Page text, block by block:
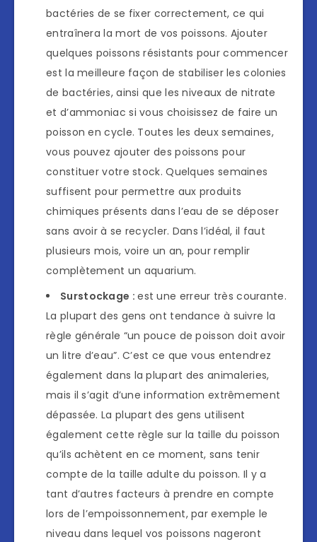
bactéries de se fixer correctement, ce qui
entraînera la mort de vos poissons. Ajouter
quelques poissons résistants pour commencer
est la meilleure façon de stabiliser les colonies
de bactéries, ainsi que les niveaux de nitrate
et d’ammoniac si vous choisissez de faire un
poisson en cycle. Toutes les deux semaines,
vous pouvez ajouter des poissons pour
constituer votre stock. Quelques semaines
suffisent pour permettre aux produits
chimiques présents dans l’eau de se déposer
sans avoir à se recycler. Dans l’idéal, il faut
plusieurs mois, voire un an, pour remplir
complètement un aquarium.
Surstockage :est une erreur très courante.
La plupart des gens ont tendance à suivre la
règle générale “un pouce de poisson doit avoir
un litre d’eau”. C’est ce que vous entendrez
également dans la plupart des animaleries,
mais il s’agit d’une information extrêmement
dépassée. La plupart des gens utilisent
également cette règle sur la taille du poisson
qu’ils achètent en ce moment, sans tenir
compte de la taille adulte du poisson. Il y a
tant d’autres facteurs à prendre en compte
lors de l’empoissonnement, par exemple le
niveau dans lequel vos poissons nageront